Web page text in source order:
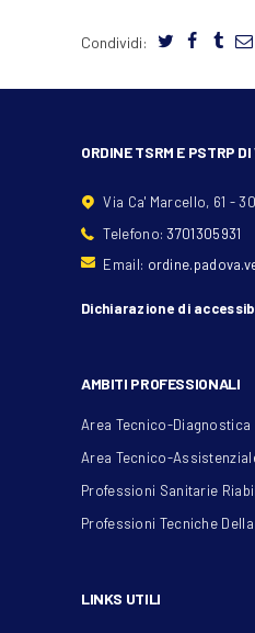
Condividi:
ORDINE TSRM E PSTRP
Via Ca' Marcello, 61 -
Telefono:3701305931
Email:
Dichiarazione di
AMBITI PROFESSIONALI
Area Tecnico-Diagnostica
Area Tecnico-
Professioni Sanitarie
Professioni Tecniche
LINKS UTILI